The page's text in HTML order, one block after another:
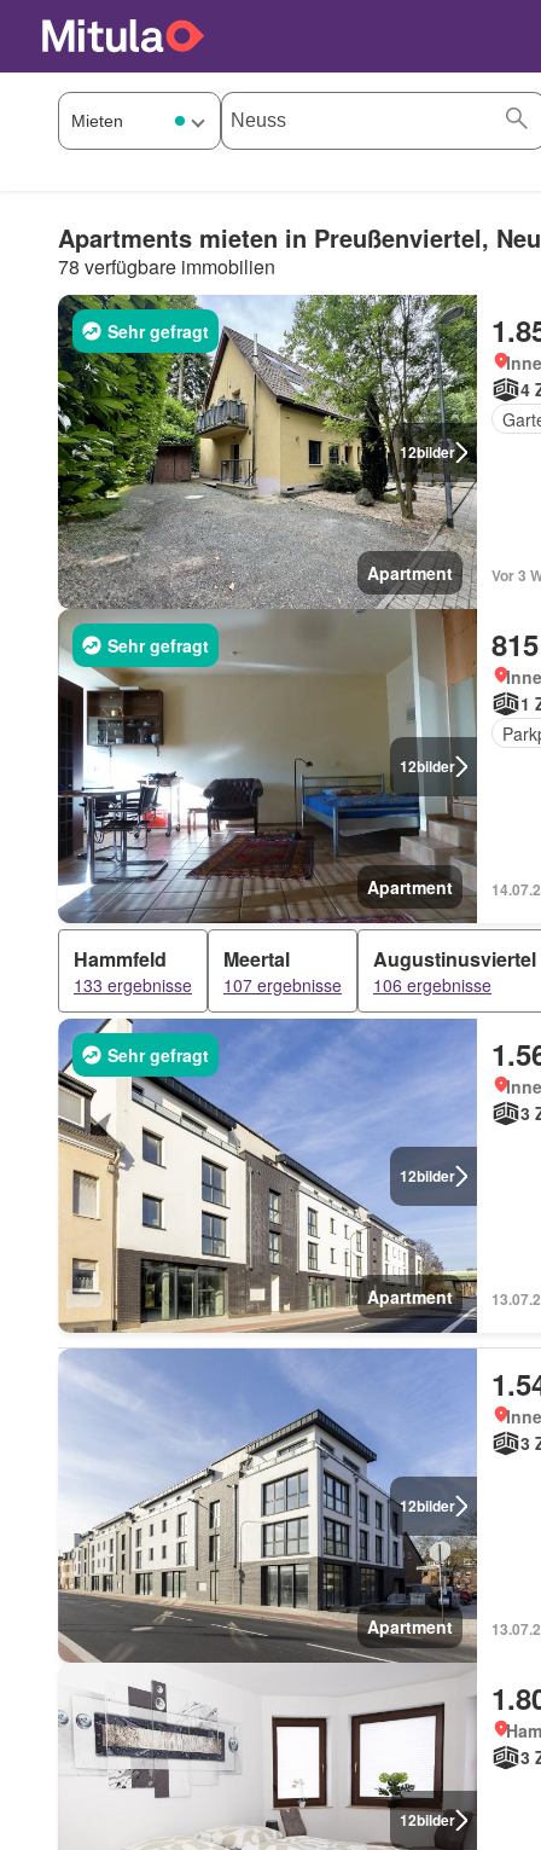
Apartments mieten in Preußenviertel,
78 verfügbare immobilien
12bilder
Sehr gefragt
Apartment
4
Vor 3
12bilder
Sehr gefragt
Apartment
1
Hammfeld
133 ergebnisse
Meertal
107 ergebnisse
Augustinusviertel
106 ergebnisse
12bilder
Sehr gefragt
Apartment
3
12bilder
Apartment
3
12bilder
3